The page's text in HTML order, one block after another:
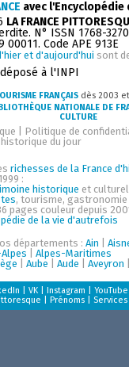
avec
LA FRANCE
N° ISSN 1768-
00011. Code APE 913E
et d'aujourd'hui sont
à l'INPI
FRANÇAIS dès 2003
NATIONALE DE
CULTURE
Politique de
du jour
richesses de la France
:
historique et
, tourisme, gastronomie
pages couleur depuis
de la vie d'autrefois
départements :Ain |
Alpes-Maritimes
|Aube |Aude |Aveyron
|VK |Instagram |YouTube
|Prénoms Services